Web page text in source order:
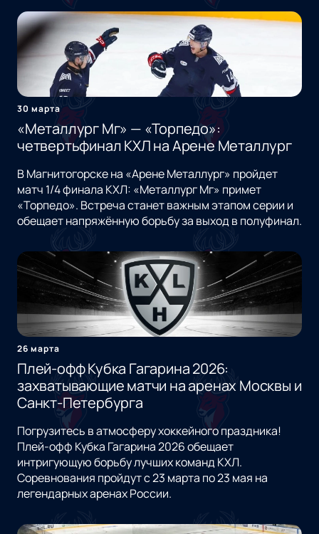
30 марта
«Металлург Мг» — «Торпедо»:
четвертьфинал КХЛ на Арене Металлург
В Магнитогорске на «Арене Металлург» пройдет
матч 1/4 финала КХЛ: «Металлург Мг» примет
«Торпедо». Встреча станет важным этапом серии и
обещает напряжённую борьбу за выход в полуфинал.
26 марта
Плей-офф Кубка Гагарина 2026:
захватывающие матчи на аренах Москвы и
Санкт-Петербурга
Погрузитесь в атмосферу хоккейного праздника!
Плей-офф Кубка Гагарина 2026 обещает
интригующую борьбу лучших команд КХЛ.
Соревнования пройдут с 23 марта по 23 мая на
легендарных аренах России.